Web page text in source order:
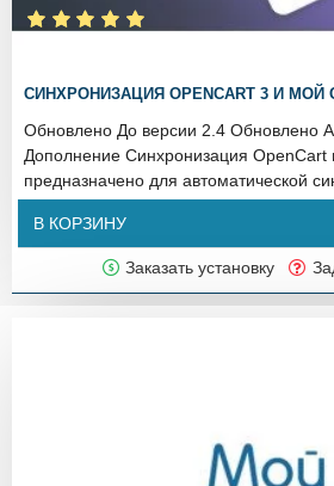
СИНХРОНИЗАЦИЯ OPENCART 3 И МОЙ
Обновлено До версии 2.4 Обновлено
Дополнение Синхронизация OpenCart
предназначено для автоматической
В КОРЗИНУ
Заказать установку